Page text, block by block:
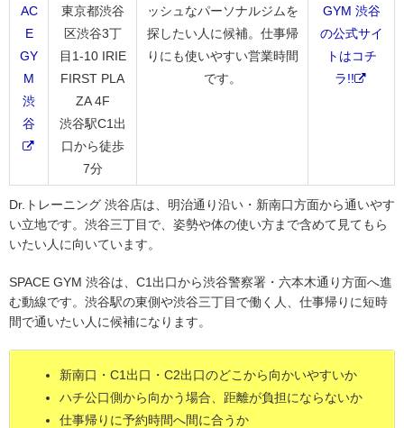
AC
E
GY
M
渋
谷
東京都渋谷
区渋谷3丁
目1-10 IRIE
FIRST PLA
ZA 4F
渋谷駅C1出
口から徒歩
7分
ッシュなパーソナルジムを
探したい人に候補。仕事帰
りにも使いやすい営業時間
です。
GYM 渋谷
の公式サイ
トはコチ
ラ!!
Dr.トレーニング 渋谷店は、明治通り沿い・新南口方面から通いやす
い立地です。渋谷三丁目で、姿勢や体の使い方まで含めて見てもら
いたい人に向いています。
SPACE GYM 渋谷は、C1出口から渋谷警察署・六本木通り方面へ進
む動線です。渋谷駅の東側や渋谷三丁目で働く人、仕事帰りに短時
間で通いたい人に候補になります。
新南口・C1出口・C2出口のどこから向かいやすいか
ハチ公口側から向かう場合、距離が負担にならないか
仕事帰りに予約時間へ間に合うか